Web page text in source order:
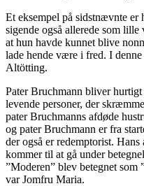
Et eksempel på sidstnævnte
sigende også allerede som
at hun havde kunnet blive
lade hende være i fred. I
Altötting.
Pater Bruchmann bliver
levende personer, der
pater Bruchmanns afdøde
og pater Bruchmann er fra
der også er redemptorist.
kommer til at gå under
”Moderen” blev betegnet
var Jomfru Maria.